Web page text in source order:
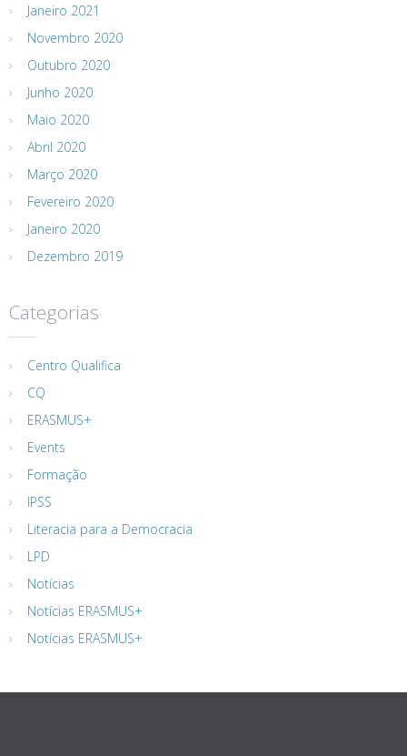
Janeiro 2021
Novembro 2020
Outubro 2020
Junho 2020
Maio 2020
Abril 2020
Março 2020
Fevereiro 2020
Janeiro 2020
Dezembro 2019
Categorias
Centro Qualifica
CQ
ERASMUS+
Events
Formação
IPSS
Literacia para a Democracia
LPD
Notícias
Notícias ERASMUS+
Notícias ERASMUS+